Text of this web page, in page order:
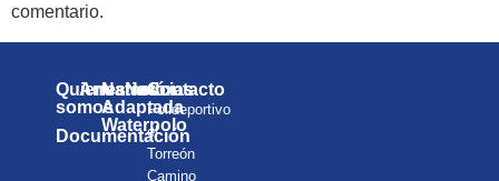
comentario.
Quienes
somos
Documentación
Anuarios
Natación
Adaptada
Waterpolo
Noticias
Contacto
Polideportivo
el
Torreón
Camino